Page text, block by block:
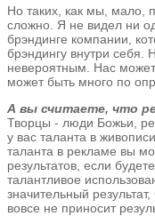
Но таких, как мы, мало,
сложно. Я не видел ни
брэндинге компании,
брэндингу внутри себя.
невероятным. Нас может
может быть много по
А вы считаете, что
Творцы - люди Божьи,
у вас таланта в
таланта в рекламе вы
результатов, если
талантливое
значительный
вовсе не приносит